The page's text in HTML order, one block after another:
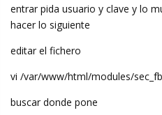
entrar pida usuario y clave y lo
hacer lo siguiente
editar el fichero
vi /var/www/html/modules/
buscar donde pone